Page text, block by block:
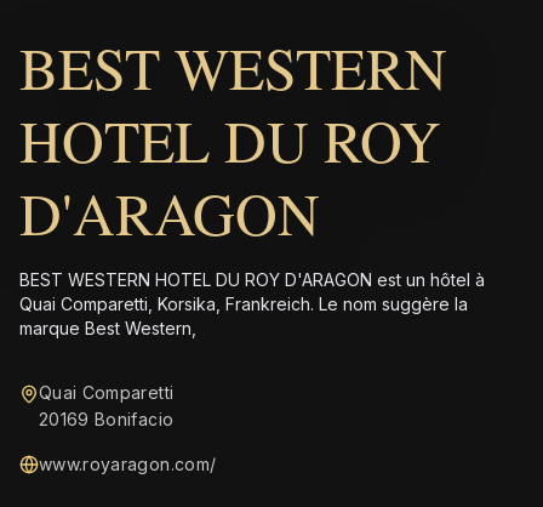
BEST WESTERN
HOTEL DU ROY
D'ARAGON
BEST WESTERN HOTEL DU ROY D'ARAGON est un hôtel à
Quai Comparetti, Korsika, Frankreich. Le nom suggère la
marque Best Western,
Quai Comparetti
20169 Bonifacio
www.royaragon.com/